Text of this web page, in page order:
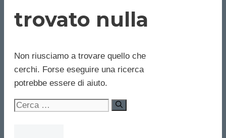
trovato nulla
Non riusciamo a trovare quello che
cerchi. Forse eseguire una ricerca
potrebbe essere di aiuto.
Ricerca